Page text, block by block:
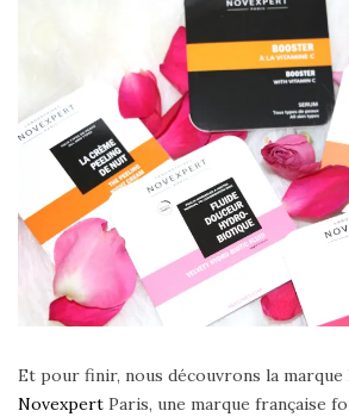
Et pour finir, nous découvrons la
Novexpert Paris, une marque française